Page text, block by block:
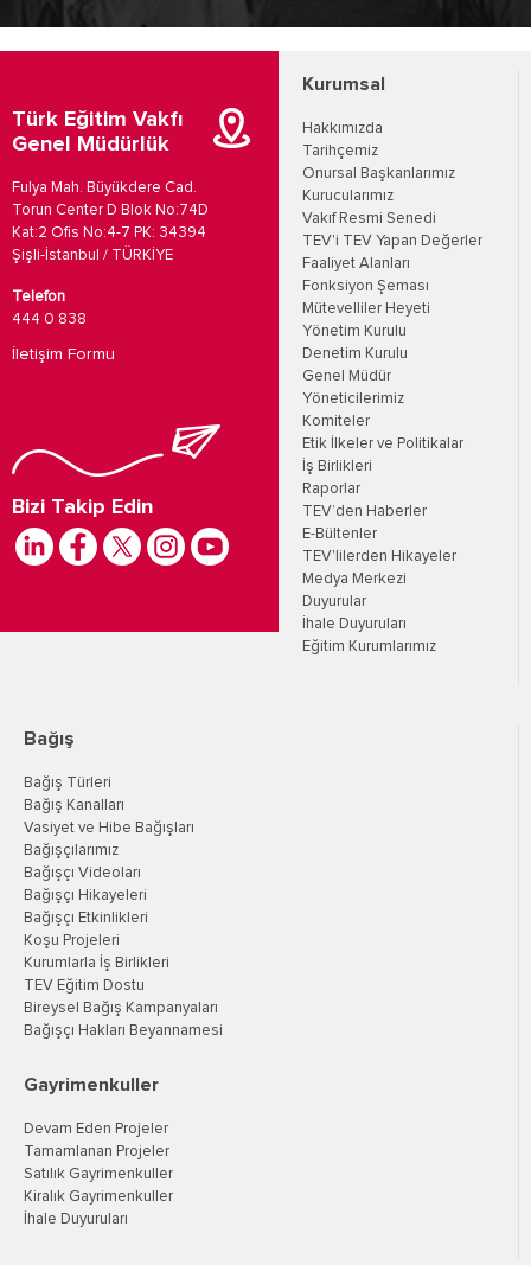
Türk Eğitim Vakfı
Genel Müdürlük
Fulya Mah. Büyükdere Cad.
Torun Center D Blok No:74D
Kat:2 Ofis No:4-7 PK: 34394
Şişli-İstanbul / TÜRKİYE
Telefon
444 0 838
İletişim Formu
Bizi Takip Edin
Kurumsal
Hakkımızda
Tarihçemiz
Onursal Başkanlarımız
Kurucularımız
Vakıf Resmi Senedi
TEV'i TEV Yapan Değerler
Faaliyet Alanları
Fonksiyon Şeması
Mütevelliler Heyeti
Yönetim Kurulu
Denetim Kurulu
Genel Müdür
Yöneticilerimiz
Komiteler
Etik İlkeler ve Politikalar
İş Birlikleri
Raporlar
TEV’den Haberler
E-Bültenler
TEV'lilerden Hikayeler
Medya Merkezi
Duyurular
İhale Duyuruları
Eğitim Kurumlarımız
Bağış
Bağış Türleri
Bağış Kanalları
Vasiyet ve Hibe Bağışları
Bağışçılarımız
Bağışçı Videoları
Bağışçı Hikayeleri
Bağışçı Etkinlikleri
Koşu Projeleri
Kurumlarla İş Birlikleri
TEV Eğitim Dostu
Bireysel Bağış Kampanyaları
Bağışçı Hakları Beyannamesi
Gayrimenkuller
Devam Eden Projeler
Tamamlanan Projeler
Satılık Gayrimenkuller
Kiralık Gayrimenkuller
İhale Duyuruları